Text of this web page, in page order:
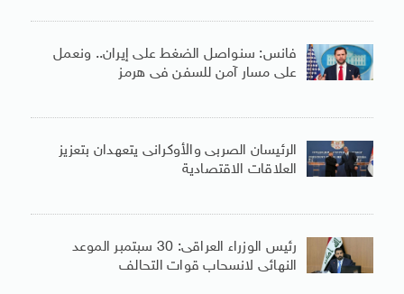
فانس: سنواصل الضغط على إيران.. ونعمل
على مسار آمن للسفن فى هرمز
الرئيسان الصربى والأوكرانى يتعهدان بتعزيز
العلاقات الاقتصادية
رئيس الوزراء العراقى: 30 سبتمبر الموعد
النهائى لانسحاب قوات التحالف